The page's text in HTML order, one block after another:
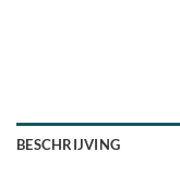
BESCHRIJVING